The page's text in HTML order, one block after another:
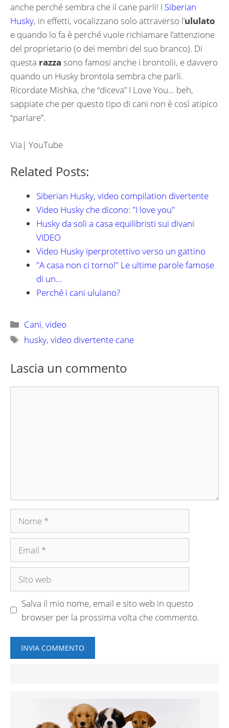
anche perché sembra che il cane parli! I Siberian
Husky, in effetti, vocalizzano solo attraverso l’ululato
e quando lo fa è perché vuole richiamare l’attenzione
del proprietario (o dei membri del suo branco). Di
questa razza sono famosi anche i brontolii, e davvero
quando un Husky brontola sembra che parli.
Ricordate Mishka, che “diceva” I Love You… beh,
sappiate che per questo tipo di cani non è così atipico
“parlare”.
Via| YouTube
Related Posts:
Siberian Husky, video compilation divertente
Video Husky che dicono: "I love you"
Husky da soli a casa equilibristi sui divani
VIDEO
Video Husky iperprotettivo verso un gattino
"A casa non ci torno!" Le ultime parole famose
di un…
Perché i cani ululano?
Categorie
Cani,video
Tag
husky,video divertente cane
Lascia un commento
Nome
Email
Sito
Salva il mio nome, email e sito web in questo
browser per la prossima volta che commento.